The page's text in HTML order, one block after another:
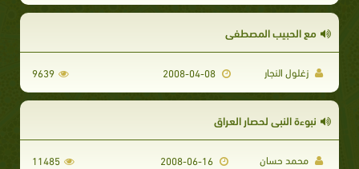
مع الحبيب المصطفى
زغلول النجار 2008-04-08
9639
نبوءة النبي لحصار العراق
محمد حسان 11485